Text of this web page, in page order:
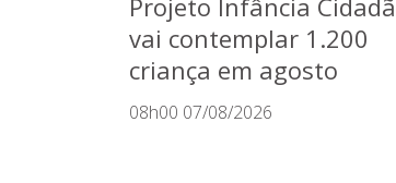
vai contemplar 1.200
criança em agosto
08h00 07/08/2026